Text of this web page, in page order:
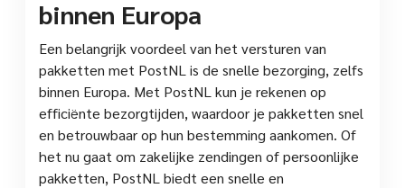
binnen Europa
Een belangrijk voordeel van het versturen van
pakketten met PostNL is de snelle bezorging, zelfs
binnen Europa. Met PostNL kun je rekenen op
efficiënte bezorgtijden, waardoor je pakketten snel
en betrouwbaar op hun bestemming aankomen. Of
het nu gaat om zakelijke zendingen of persoonlijke
pakketten, PostNL biedt een snelle en